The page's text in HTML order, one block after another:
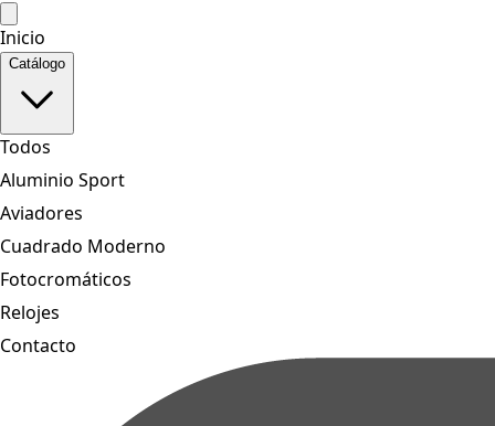
Inicio
Catálogo
Todos
Aluminio Sport
Aviadores
Cuadrado Moderno
Fotocromáticos
Relojes
Contacto